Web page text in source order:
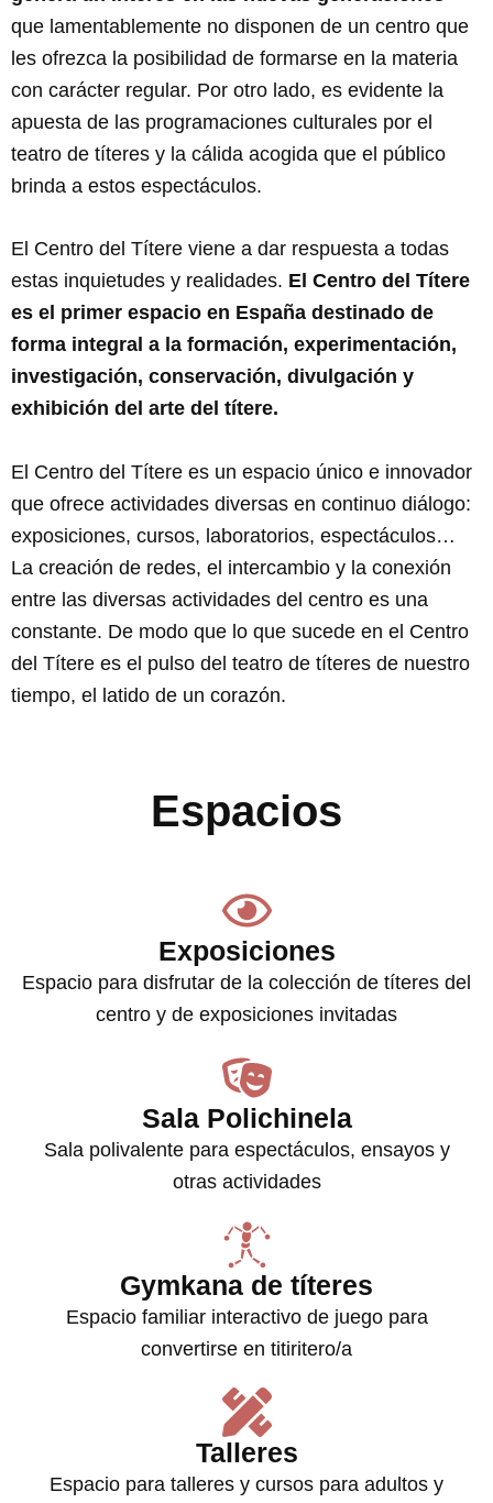
que lamentablemente no disponen de un centro que
les ofrezca la posibilidad de formarse en la materia
con carácter regular. Por otro lado, es evidente la
apuesta de las programaciones culturales por el
teatro de títeres y la cálida acogida que el público
brinda a estos espectáculos.
El Centro del Títere viene a dar respuesta a todas
estas inquietudes y realidades. El Centro del Títere
es el primer espacio en España destinado de
forma integral a la formación, experimentación,
investigación, conservación, divulgación y
exhibición del arte del títere.
El Centro del Títere es un espacio único e innovador
que ofrece actividades diversas en continuo diálogo:
exposiciones, cursos, laboratorios, espectáculos…
La creación de redes, el intercambio y la conexión
entre las diversas actividades del centro es una
constante. De modo que lo que sucede en el Centro
del Títere es el pulso del teatro de títeres de nuestro
tiempo, el latido de un corazón.
Espacios
Exposiciones
Espacio para disfrutar de la colección de títeres del
centro y de exposiciones invitadas
Sala Polichinela
Sala polivalente para espectáculos, ensayos y
otras actividades
Gymkana de títeres
Espacio familiar interactivo de juego para
convertirse en titiritero/a
Talleres
Espacio para talleres y cursos para adultos y